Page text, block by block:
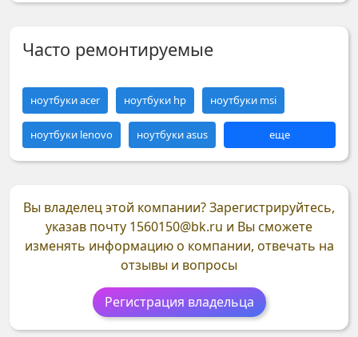
Часто ремонтируемые
ноутбуки acer ноутбуки hp ноутбуки msi
ноутбуки lenovo ноутбуки asus еще
Вы владелец этой компании?Зарегистрируйтесь,
указав почту 1560150@bk.ru и Вы сможете
изменять информацию о компании, отвечать на
отзывы и вопросы
Регистрация владельца